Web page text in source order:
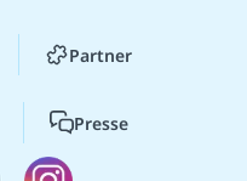
Partner
Presse